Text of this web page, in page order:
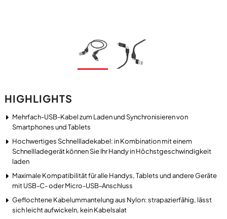
HIGHLIGHTS
Mehrfach-USB-Kabel zum Laden und Synchronisieren von
Smartphones und Tablets
Hochwertiges Schnellladekabel: in Kombination mit einem
Schnellladegerät können Sie Ihr Handy in Höchstgeschwindigkeit
laden
Maximale Kompatibilität für alle Handys, Tablets und andere Geräte
mit USB-C- oder Micro-USB-Anschluss
Geflochtene Kabelummantelung aus Nylon: strapazierfähig, lässt
sich leicht aufwickeln, kein Kabelsalat